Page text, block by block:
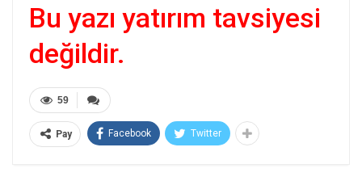
Bu yazı yatırım tavsiyesi
değildir.
59
Pay Facebook Twitter